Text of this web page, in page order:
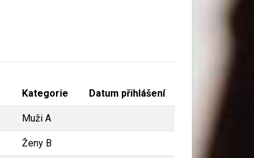
Kategorie Datum přihlášení
Muži A
Ženy B